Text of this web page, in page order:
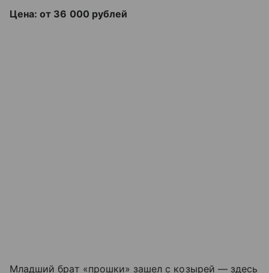
Цена: от 36 000 рублей
Младший брат «прошки» зашел с козырей — здесь